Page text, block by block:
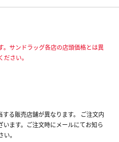
サンドラッグ各店の店頭価格とは異
さい。
る販売店舗が異なります。 ご注文内
ます。ご注文時にメールにてお知ら
。